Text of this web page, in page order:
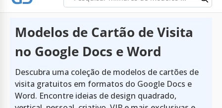
Modelos de Cartão de Visita
no Google Docs e Word
Descubra uma coleção de modelos de cartões de
visita gratuitos em formatos do Google Docs e
Word. Encontre ideias de design quadrado,